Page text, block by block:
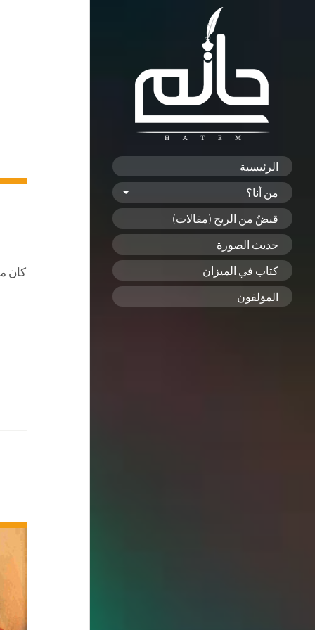
الرئيسية
من أنا؟
قبضٌ من الريح (مقالات)
حديث الصورة
كتاب في الميزان
المؤلفون
كان